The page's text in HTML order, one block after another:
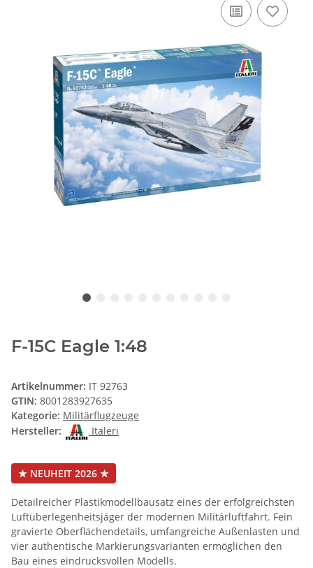
F-15C Eagle 1:48
Artikelnummer: IT 92763
GTIN: 8001283927635
Kategorie: Militärflugzeuge
Hersteller:
Italeri
★ NEUHEIT 2026 ★
Detailreicher Plastikmodellbausatz eines der erfolgreichsten
Luftüberlegenheitsjäger der modernen Militärluftfahrt. Fein
gravierte Oberflächendetails, umfangreiche Außenlasten und
vier authentische Markierungsvarianten ermöglichen den
Bau eines eindrucksvollen Modells.